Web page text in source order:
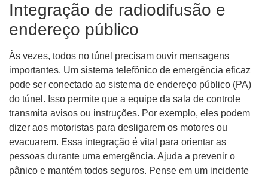
Integração de radiodifusão e
endereço público
Às vezes, todos no túnel precisam ouvir mensagens
importantes. Um sistema telefônico de emergência eficaz
pode ser conectado ao sistema de endereço público (PA)
do túnel. Isso permite que a equipe da sala de controle
transmita avisos ou instruções. Por exemplo, eles podem
dizer aos motoristas para desligarem os motores ou
evacuarem. Essa integração é vital para orientar as
pessoas durante uma emergência. Ajuda a prevenir o
pânico e mantém todos seguros. Pense em um incidente